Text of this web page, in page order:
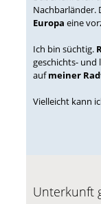
Nachbarländer.
Europa eine
Ich bin süchtig.
geschichts- und
aufmeiner
Vielleicht kann
Unterkunft